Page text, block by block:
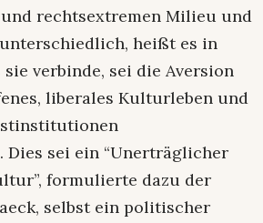
rechtsextremen Milieu und
heißt es in
sie verbinde, sei die Aversion
liberales Kulturleben und
sei ein “Unerträglicher
formulierte dazu der
selbst ein politischer